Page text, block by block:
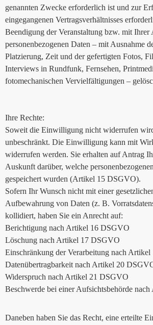
genannten Zwecke erforderlich ist und zur
eingegangenen Vertragsverhältnisses
Beendigung der Veranstaltung bzw. mit Ihrer
personenbezogenen Daten – mit Ausnahme
Platzierung, Zeit und der gefertigten Fotos,
Interviews in Rundfunk, Fernsehen,
fotomechanischen Vervielfältigungen –
Ihre Rechte:
Soweit die Einwilligung nicht widerrufen
unbeschränkt. Die Einwilligung kann mit
widerrufen werden. Sie erhalten auf Antrag
Auskunft darüber, welche
gespeichert wurden (Artikel 15 DSGVO).
Sofern Ihr Wunsch nicht mit einer
Aufbewahrung von Daten (z. B.
kollidiert, haben Sie ein Anrecht auf:
Berichtigung nach Artikel 16 DSGVO
Löschung nach Artikel 17 DSGVO
Einschränkung der Verarbeitung nach
Datenübertragbarkeit nach Artikel 20
Widerspruch nach Artikel 21 DSGVO
Beschwerde bei einer Aufsichtsbehörde
Daneben haben Sie das Recht, eine erteilte